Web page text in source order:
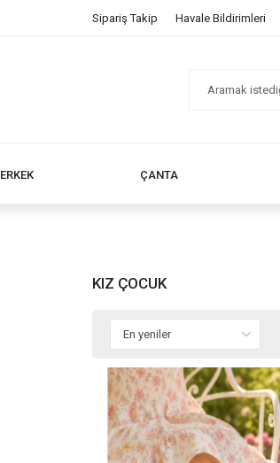
Sipariş Takip Havale Bildirimleri
ERKEK ÇANTA
KIZ ÇOCUK